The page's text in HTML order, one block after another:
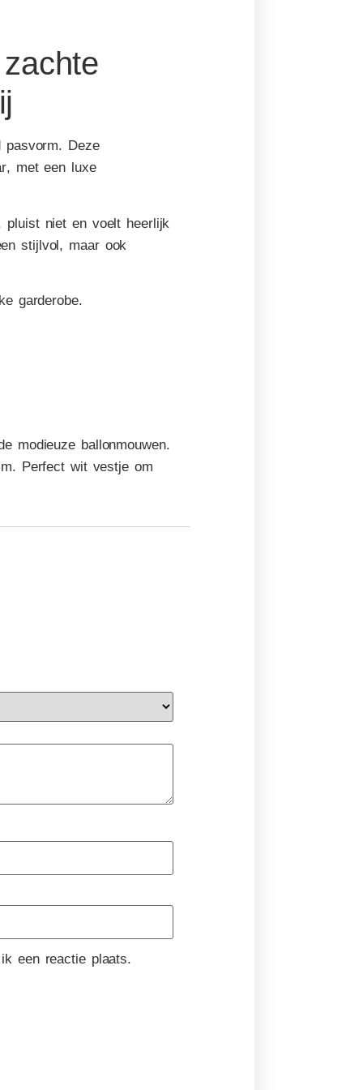
pasvorm. Deze
, met een luxe
pluist niet en voelt heerlijk
stijlvol, maar ook
garderobe.
modieuze ballonmouwen.
Perfect wit vestje om
een reactie plaats.